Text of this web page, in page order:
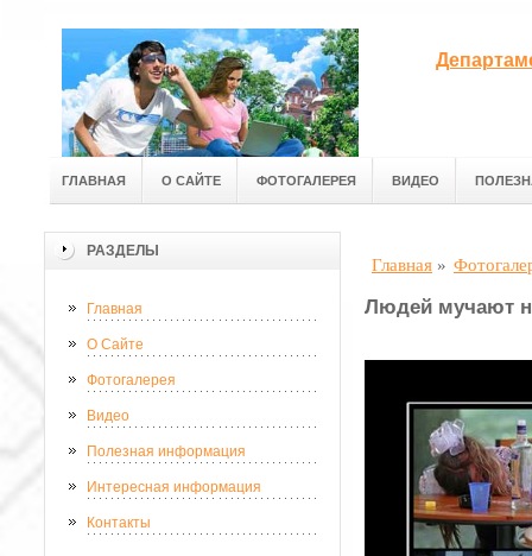
ГЛАВНАЯ О САЙТЕ ФОТОГАЛЕРЕЯ ВИДЕО
РАЗДЕЛЫ
Главная
О Сайте
Фотогалерея
Видео
Полезная информация
Интересная информация
Контакты
Главная »
Людей мучают